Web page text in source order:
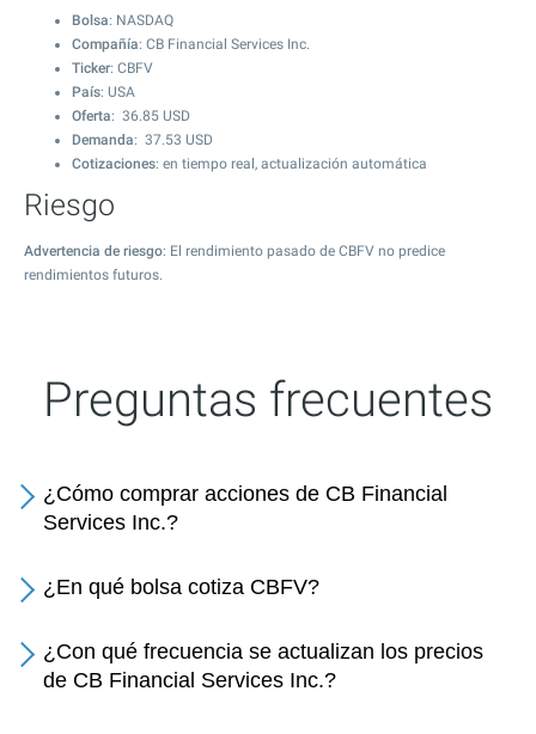
Bolsa: NASDAQ
Compañía: CB Financial Services Inc.
Ticker: CBFV
País: USA
Oferta: 36.85 USD
Demanda: 37.53 USD
Cotizaciones: en tiempo real, actualización automática
Riesgo
Advertencia de riesgo: El rendimiento pasado de CBFV no predice
rendimientos futuros.
Preguntas frecuentes
¿Cómo comprar acciones de CB Financial
Services Inc.?
¿En qué bolsa cotiza CBFV?
¿Con qué frecuencia se actualizan los precios
de CB Financial Services Inc.?